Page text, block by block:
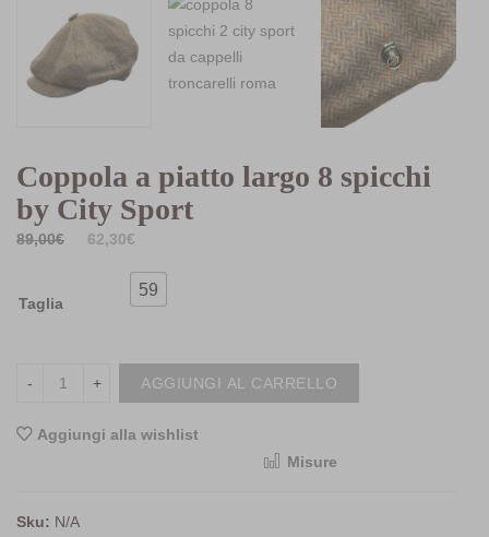
Coppola a piatto largo 8 spicchi
by City Sport
89,00€
Il
originale
62,30€
attuale
Taglia
59
AGGIUNGI AL CARRELLO
Aggiungi alla wishlist
Misure
Sku: N/A